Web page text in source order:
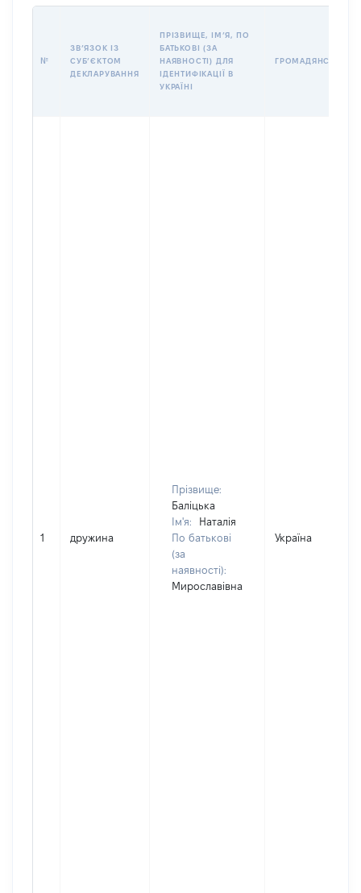
№
ЗВʼЯЗОК ІЗ
СУБʼЄКТОМ
ДЕКЛАРУВАННЯ
ПРІЗВИЩЕ, ІМʼЯ, ПО
БАТЬКОВІ (ЗА
НАЯВНОСТІ) ДЛЯ
ІДЕНТИФІКАЦІЇ В
УКРАЇНІ
ГРОМАДЯНСТВО
1 дружина
Прізвище:
Баліцька
Ім'я:
Наталія
По батькові
(за
наявності):
Мирославівна
Україна